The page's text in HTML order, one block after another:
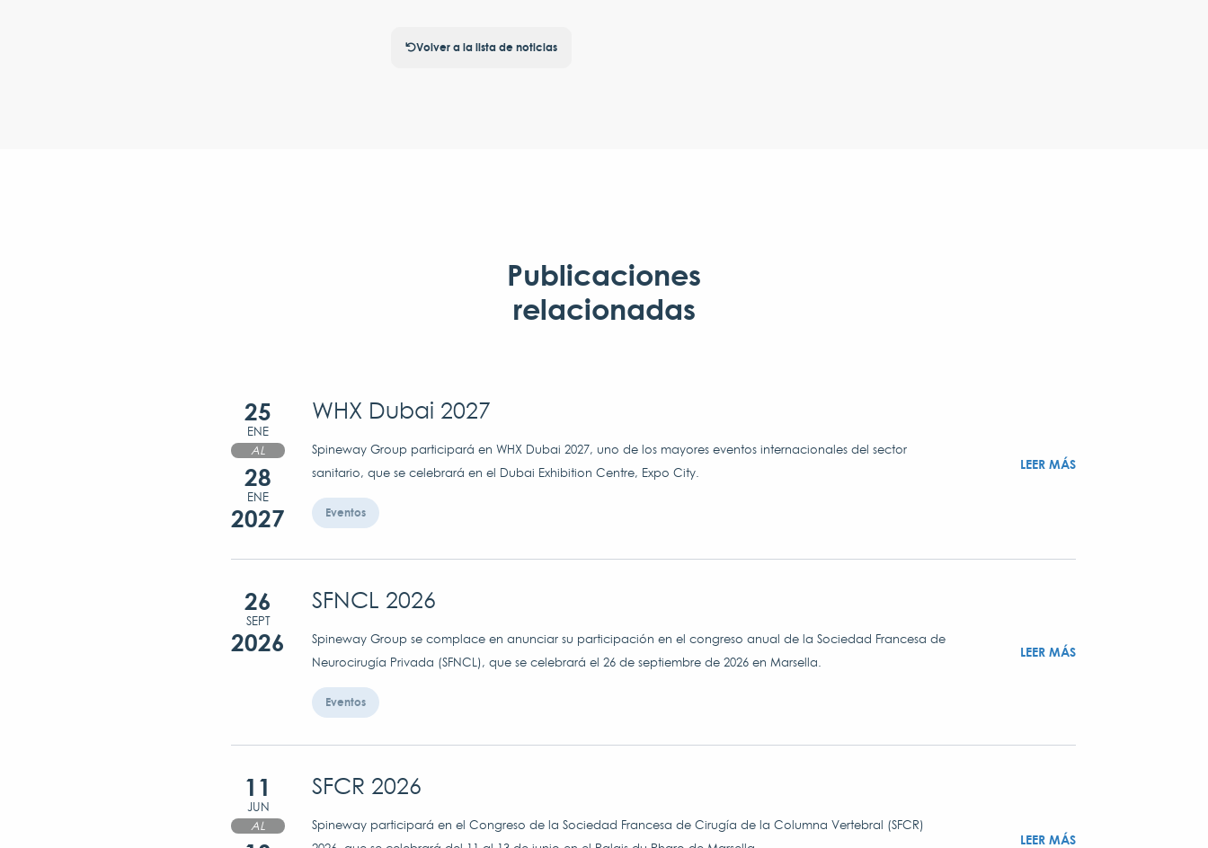
Volver a la lista de noticias
Publicaciones
relacionadas
25
ENE
AL
28
ENE
2027
WHX Dubai 2027
Spineway Group participará en WHX Dubai 2027, uno de los mayores eventos internacionales del sector
sanitario, que se celebrará en el Dubai Exhibition Centre, Expo City.
Eventos
LEER MÁS
26
SEPT
2026
SFNCL 2026
Spineway Group se complace en anunciar su participación en el congreso anual de la Sociedad Francesa de
Neurocirugía Privada (SFNCL), que se celebrará el 26 de septiembre de 2026 en Marsella.
Eventos
LEER MÁS
11
JUN
AL
SFCR 2026
Spineway participará en el Congreso de la Sociedad Francesa de Cirugía de la Columna Vertebral (SFCR)
LEER MÁS